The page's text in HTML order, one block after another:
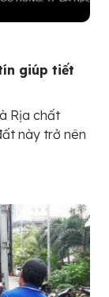
giúp tiết
Rịa chất
này trở nên